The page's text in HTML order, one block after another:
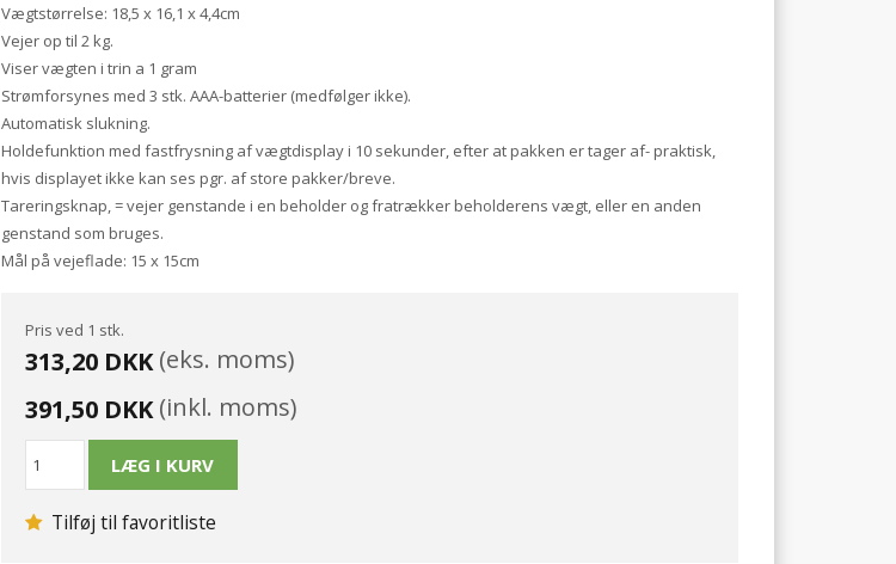
Vægtstørrelse: 18,5 x 16,1 x 4,4cm
Vejer op til 2 kg.
Viser vægten i trin a 1 gram
Strømforsynes med 3 stk. AAA-batterier (medfølger ikke).
Automatisk slukning.
Holdefunktion med fastfrysning af vægtdisplay i 10 sekunder, efter at pakken er tager af- praktisk,
hvis displayet ikke kan ses pgr. af store pakker/breve.
Tareringsknap, = vejer genstande i en beholder og fratrækker beholderens vægt, eller en anden
genstand som bruges.
Mål på vejeflade: 15 x 15cm
Pris ved 1 stk.
313,20 DKK(eks. moms)
391,50 DKK(inkl. moms)
Tilføj til favoritliste